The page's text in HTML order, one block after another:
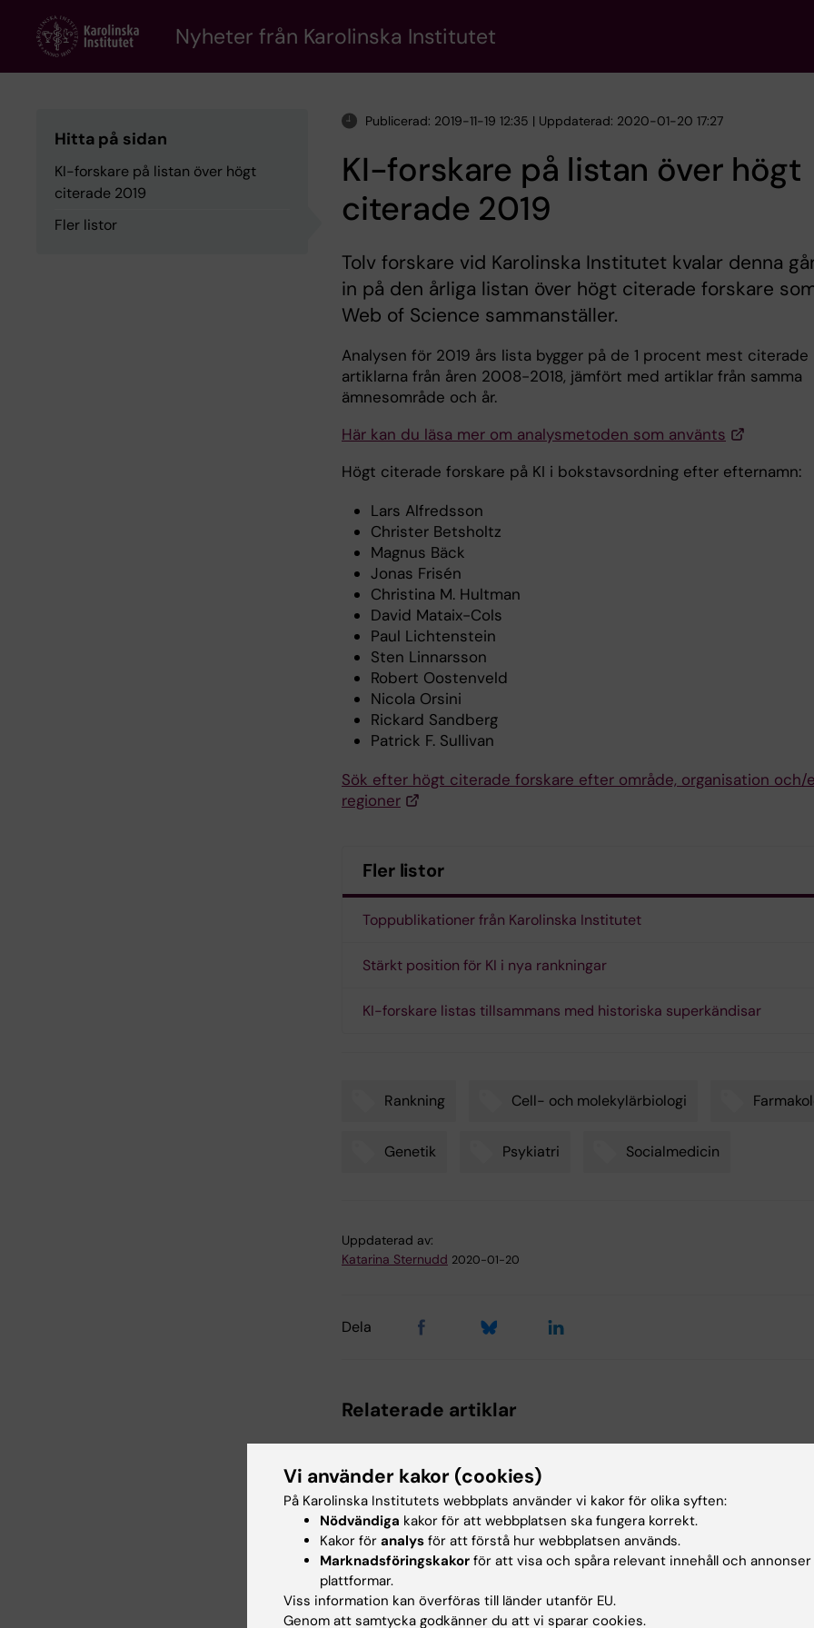
content
Nyheter från Karolinska Institutet
Hitta på sidan
KI-forskare på listan över högt
citerade 2019
Fler listor
Publicerad: 2019-11-19 12:35 | Uppdaterad: 2020-01-20 17:27
KI-forskare på listan över högt
citerade 2019
Tolv forskare vid Karolinska Institutet kvalar denna
in på den årliga listan över högt citerade forskare
Web of Science sammanställer.
Analysen för 2019 års lista bygger på de 1 procent mest citerade
artiklarna från åren 2008-2018, jämfört med artiklar från samma
ämnesområde och år.
Här kan du läsa mer om analysmetoden som använts
Högt citerade forskare på KI i bokstavsordning efter efternamn:
Lars Alfredsson
Christer Betsholtz
Magnus Bäck
Jonas Frisén
Christina M. Hultman
David Mataix-Cols
Paul Lichtenstein
Sten Linnarsson
Robert Oostenveld
Nicola Orsini
Rickard Sandberg
Patrick F. Sullivan
Sök efter högt citerade forskare efter område, organisation och/
regioner
Fler listor
Toppublikationer från Karolinska Institutet
Stärkt position för KI i nya rankningar
KI-forskare listas tillsammans med historiska superkändisar
Rankning Cell- och molekylärbiologi
Genetik Psykiatri Socialmedicin
Uppdaterad av:
Katarina Sternudd 2020-01-20
Dela
Relaterade artiklar
5 aug 2026
Genvariant från
neandertalare kan
5 aug 2026
Hög följsamhet
trots täta kontroller
21 jul 2026
Vi använder kakor (cookies)
På Karolinska Institutets webbplats använder vi kakor för olika syften:
Nödvändiga kakor för att webbplatsen ska fungera korrekt.
Kakor för analys för att förstå hur webbplatsen används.
Marknadsföringskakor för att visa och spåra relevant innehåll och
plattformar.
Viss information kan överföras till länder utanför EU.
Genom att samtycka godkänner du att vi sparar cookies.